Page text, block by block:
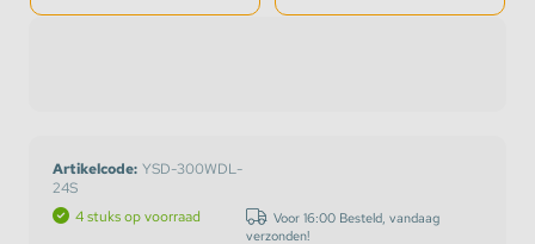
Artikelcode: YSD-300WDL-
24S
4 stuks op voorraad
Voor 16:00 Besteld, vandaag
verzonden!